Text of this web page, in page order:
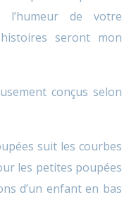
l’humeur de votre
seront mon
conçus selon
suit les courbes
les petites poupées
d’un enfant en bas